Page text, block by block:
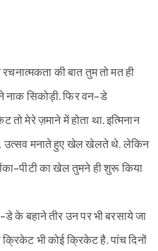
की बात तुम तो मत ही
नाक सिकोड़ी. फिर वन-डे
मेरे ज़माने में होता था. इत्मिनान
उत्सव मनाते हुए खेल खेलते थे. लेकिन
पीटी का खेल तुमने ही शुरू किया
के बहाने तीर उन पर भी बरसाये जा
भी कोई क्रिकेट है. पांच दिनों